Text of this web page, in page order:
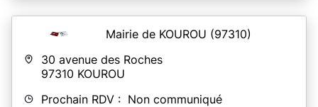
Mairie de KOUROU (97310)
30 avenue des Roches
97310 KOUROU
Prochain RDV : Non communiqué